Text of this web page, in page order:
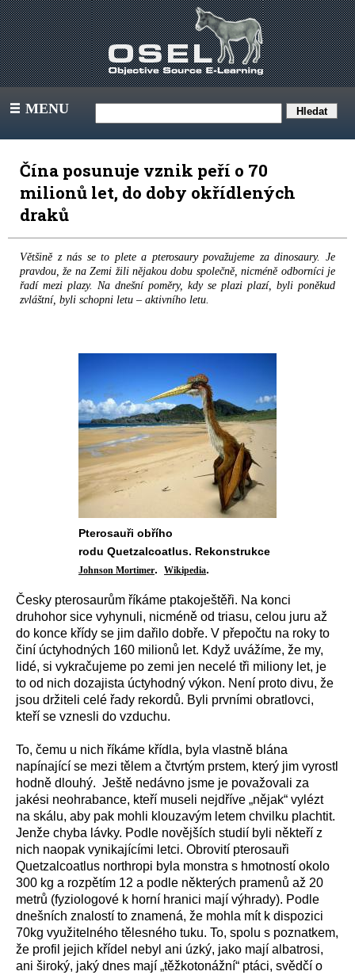
III MENU
Čína posunuje vznik peří o 70
milionů let, do doby okřídlených
draků
Většině z nás se to plete a pterosaury považujeme za dinosaury. Je
pravdou, že na Zemi žili nějakou dobu společně, nicméně odborníci je
řadí mezi plazy. Na dnešní poměry, kdy se plazi plazí, byli poněkud
zvláštní, byli schopni letu – aktivního letu.
Pterosauři obřího
rodu Quetzalcoatlus. Rekonstrukce
Johnson Mortimer. Wikipedia.
Česky pterosaurům říkáme ptakoještěři. Na konci
druhohor sice vyhynuli, nicméně od triasu, celou juru až
do konce křídy se jim dařilo dobře. V přepočtu na roky to
činí úctyhodných 160 milionů let. Když uvážíme, že my,
lidé, si vykračujeme po zemi jen necelé tři miliony let, je
to od nich dozajista úctyhodný výkon. Není proto divu, že
jsou držiteli celé řady rekordů. Byli prvními obratlovci,
kteří se vznesli do vzduchu.
To, čemu u nich říkáme křídla, byla vlastně blána
napínající se mezi tělem a čtvrtým prstem, který jim vyrostl
hodně dlouhý. Ještě nedávno jsme je považovali za
jakési neohrabance, kteří museli nejdříve „nějak“ vylézt
na skálu, aby pak mohli klouzavým letem chvilku plachtit.
Jenže chyba lávky. Podle novějších studií byli někteří z
nich naopak vynikajícími letci. Obrovití pterosauři
Quetzalcoatlus northropi byla monstra s hmotností okolo
300 kg a rozpětím 12 a podle některých pramenů až 20
metrů (fyziologové k horní hranici mají výhrady). Podle
dnešních znalostí to znamená, že mohla mít k dispozici
70kg využitelného tělesného tuku. To, spolu s poznatkem,
že profil jejich křídel nebyl ani úzký, jako mají albatrosi,
ani široký, jaký dnes mají „těžkotonážní“ ptáci, svědčí o